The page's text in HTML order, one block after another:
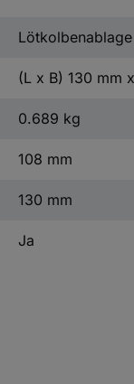
Lötkolbenablage
(L x B) 130 mm
0.689 kg
108 mm
130 mm
Ja